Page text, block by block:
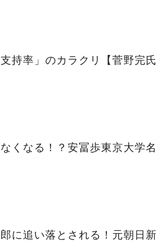
持率」のカラクリ【菅野完氏
くなる！？安冨歩東京大学名
に追い落とされる！元朝日新